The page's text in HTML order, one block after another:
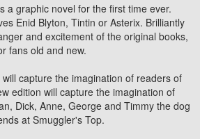
a graphic novel for the first time ever.
Enid Blyton, Tintin or Asterix. Brilliantly
and excitement of the original books,
fans old and new.
capture the imagination of readers of
edition will capture the imagination of
Dick, Anne, George and Timmy the dog
at Smuggler's Top.